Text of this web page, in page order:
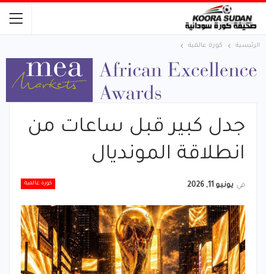
الرئيسية كورة عالمية
جدل كبير قبل ساعات من
انطلاقة المونديال
كورة عالمية في يونيو 11, 2026